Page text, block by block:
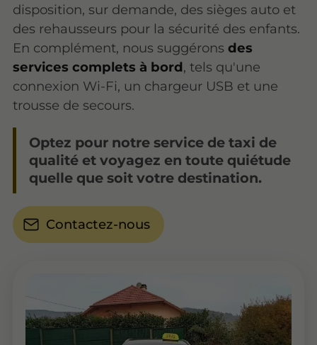
disposition, sur demande, des sièges auto et
des rehausseurs pour la sécurité des enfants.
En complément, nous suggéronsdes
services complets à bord, tels qu'une
connexion Wi-Fi, un chargeur USB et une
trousse de secours.
Optez pour notre service de taxi de
qualité et voyagez en toute quiétude
quelle que soit votre destination.
Contactez-nous